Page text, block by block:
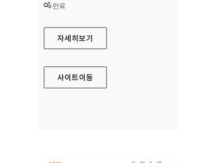
상태 :
만료
세상 SK 프로보노 홈페이지
자세히보기
사이트이동